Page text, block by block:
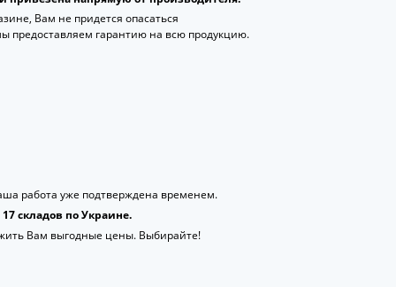
Вам не придется опасаться
предоставляем гарантию на всю продукцию.
работа уже подтверждена временем.
складов по Украине.
Вам выгодные цены. Выбирайте!